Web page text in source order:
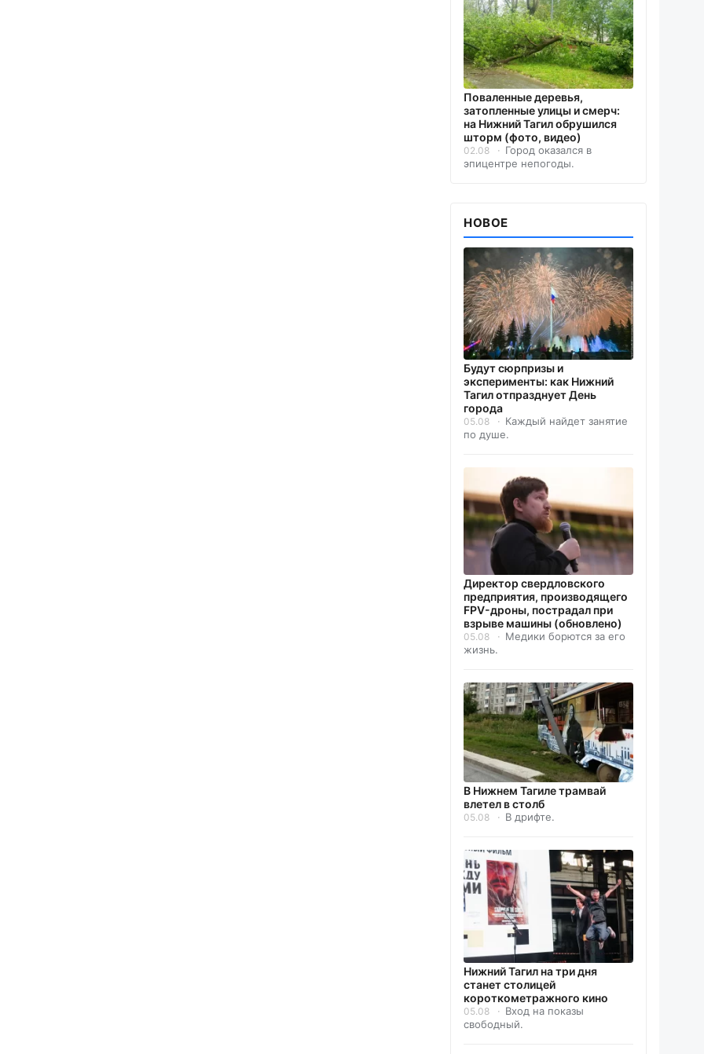
Поваленные деревья,
затопленные улицы и смерч:
на Нижний Тагил обрушился
шторм (фото, видео)
02.08
Город оказался в
эпицентре непогоды.
НОВОЕ
Будут сюрпризы и
эксперименты: как Нижний
Тагил отпразднует День
города
05.08
Каждый найдет занятие
по душе.
Директор свердловского
предприятия, производящего
FPV-дроны, пострадал при
взрыве машины (обновлено)
05.08
Медики борются за его
жизнь.
В Нижнем Тагиле трамвай
влетел в столб
05.08 В дрифте.
Нижний Тагил на три дня
станет столицей
короткометражного кино
05.08
Вход на показы
свободный.